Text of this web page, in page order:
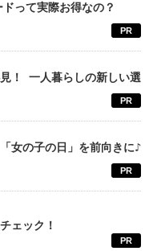
って実際お得なの？
PR
！ 一人暮らしの新しい選
PR
女の子の日」を前向きに♪
PR
ェック！
PR